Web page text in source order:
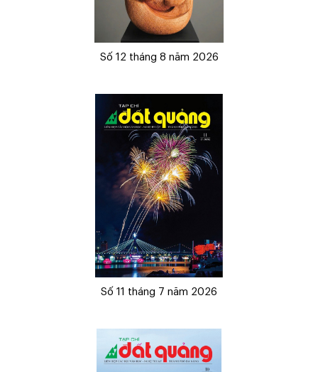
Số 12 tháng 8 năm 2026
Số 11 tháng 7 năm 2026